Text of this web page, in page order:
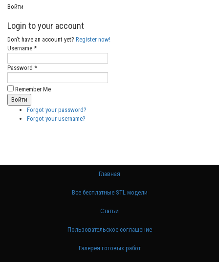
Войти
Login to your account
Don't have an account yet? Register now!
Username *
Password *
Remember Me
Forgot your password?
Forgot your username?
Главная
Все бесплатные STL модели
Статьи
Пользовательское соглашение
Галерея готовых работ